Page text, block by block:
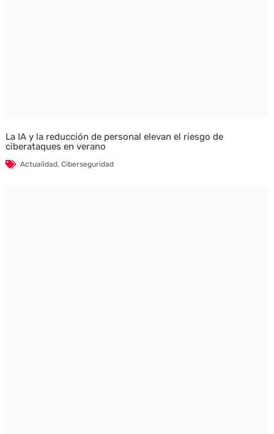
La IA y la reducción de personal elevan el riesgo de
ciberataques en verano
Actualidad, Ciberseguridad